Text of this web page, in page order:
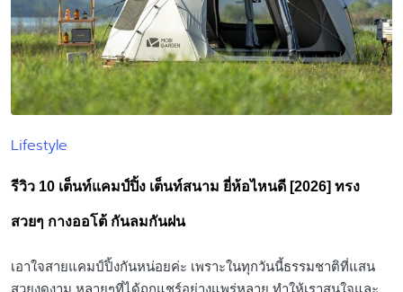
Posted
Lifestyle
รีวิว 10 เต็นท์แคมป์ปิ้ง เต็นท์สนาม ยี่ห้อไหนดี [2026] ทรง
สวยๆ กางออโต้ กันลมกันฝน
เอาใจสายแคมป์ปิ้งกันหน่อยค่ะ เพราะในทุกวันนี้ธรรมชาติที่แสน